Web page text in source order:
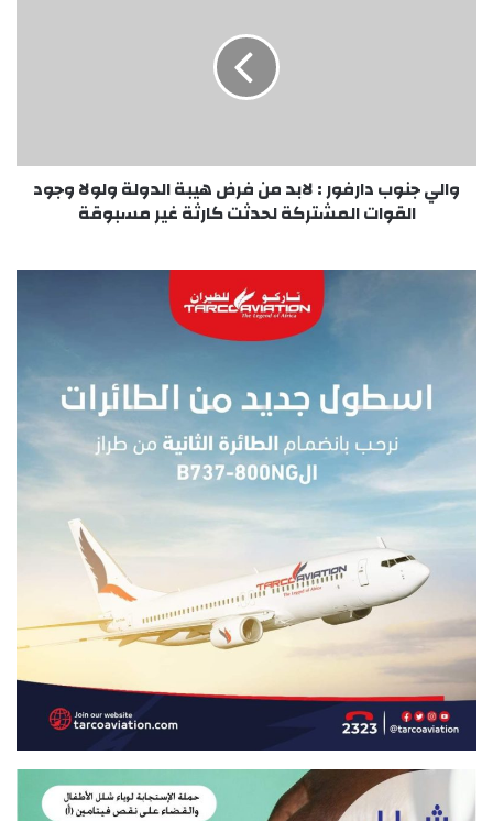
الدولة
ولولا
وجود
لحدثت
غير
مسبوقة
والي جنوب دارفور : لابد من فرض هيبة الدولة ولولا وجود
القوات المشتركة لحدثت كارثة غير مسبوقة